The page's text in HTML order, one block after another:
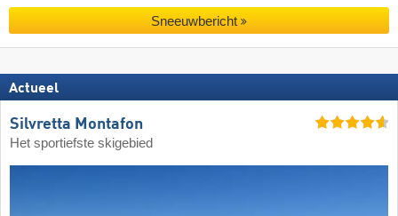
Sneeuwbericht
Actueel
Silvretta Montafon
Het sportiefste skigebied